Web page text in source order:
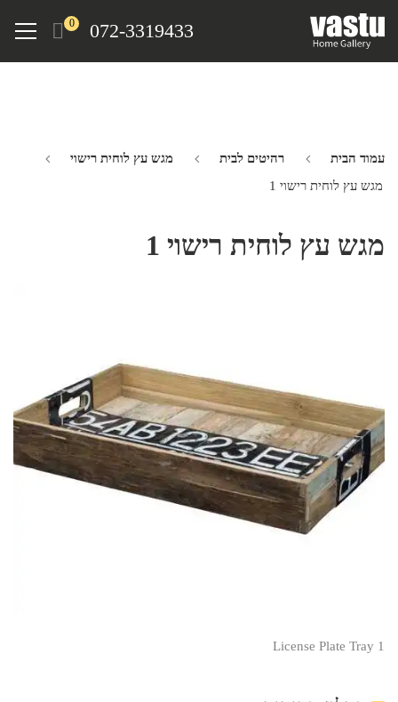
072-3319433
0
Menu
עמוד הבית רהיטים לבית
מגש עץ לוחית רישוי
מגש עץ לוחית רישוי 1
מגש עץ לוחית רישוי 1
License Plate Tray 1